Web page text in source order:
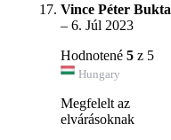
Vince Péter Bukta
– 6. Júl 2023
Hodnotené 5 z 5
Hungary
Megfelelt az
elvárásoknak